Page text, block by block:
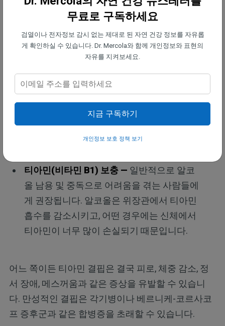
동하는 사람들에 비해 과도한 양의 고강도 운동은 추
가적인 이점을 얻지 못한다는 것을 발견했습니다.
술로 인한 손상을 줄이기 위해 간 건강을 지
알코올 관련 질병으로부터 건강을 보호하는 가장 좋
은 방법은 처음부터 술을 마시지 않는 것입니다. 하지
만, 꼭 술을 마셔야 한다면 책임감 있게 마시고 섭취
량을 제한하세요. 술로 인한 간 손상을 보호하려면 다
음과 같은 전략을 기억하는 것도 중요합니다.
티아민(비타민 B1) 보충 — 일반적으로 알코
올 남용 및 중독으로 어려움을 겪는 사람들에
게 권장됩니다. 알코올은 위장관에서 티아민
흡수를 감소시키고, 어떤 경우에는 신체에서
티아민이 너무 많이 손실되기 때문입니다.
어느 쪽이든 티아민 결핍은 결국 피로, 체중 감소, 정
서 장애, 메스꺼움과 같은 증상을 유발할 수 있습니
다. 만성적인 결핍은 각기병이나 베르니케-코르사코
프 증후군과 같은 합병증을 초래할 수 있습니다.
무료로 구독하세요
검열이나 전자정보 감시 없는 제대로 된 자연 건강 정보를 자유롭
게 확인하실 수 있습니다. Dr. Mercola와 함께 개인정보와 표현의
자유를 지켜보세요.
지금 구독하기
개인정보 보호 정책 보기